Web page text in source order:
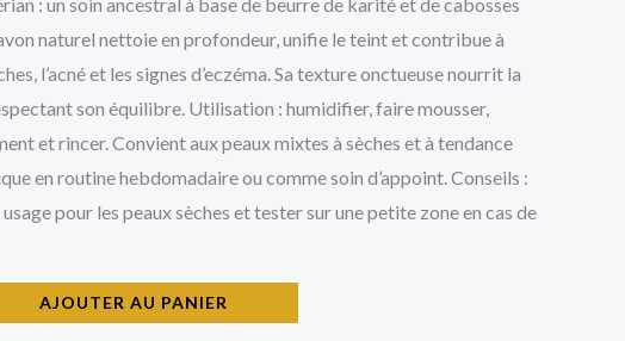
naturel nettoie en profondeur, unifie le teint et contribue à
l’acné et les signes d’eczéma. Sa texture onctueuse nourrit la
son équilibre. Utilisation : humidifier, faire mousser,
et rincer. Convient aux peaux mixtes à sèches et à tendance
en routine hebdomadaire ou comme soin d’appoint. Conseils :
pour les peaux sèches et tester sur une petite zone en cas de
AJOUTER AU PANIER